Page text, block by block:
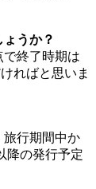
うか？
終了時期は
ればと思いま
旅行期間中か
降の発行予定